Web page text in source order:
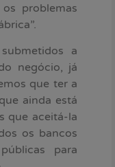
problemas
a
negócio, já
que ter a
ainda está
que aceitá-la
os bancos
para